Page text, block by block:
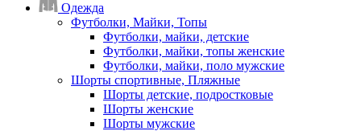
Одежда
Футболки, Майки, Топы
Футболки, майки, детские
Футболки, майки, топы женские
Футболки, майки, поло мужские
Шорты спортивные, Пляжные
Шорты детские, подростковые
Шорты женские
Шорты мужские